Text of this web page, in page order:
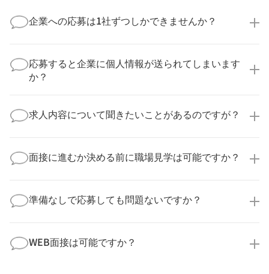
企業への応募は1社ずつしかできませんか？
実際に医療キャリアナビを利用して転職に成功した方
の多くは、複数応募して自分に合った職場を選ばれて
います。
応募すると企業に個人情報が送られてしまいます
か？
業様に個人情報が送られることはありません！
より詳細な求人情報をご確認いただいた上で、転職希
求人内容について聞きたいことがあるのですが？
してお答えいたします。
勤務体制や職場の雰囲気、研修制度など、どんな小さ
す！
面接に進むか決める前に職場見学は可能ですか？
積極的に受け入れています。実際の職場環境や働く人
の様子を見ることで、より安心してご判断いただけま
ださい！
準備なしで応募しても問題ないですか？
まで、一からサポートいたします。「転職を考え始め
たばかり」「何から始めればいいか分からない」とい
WEB面接は可能ですか？